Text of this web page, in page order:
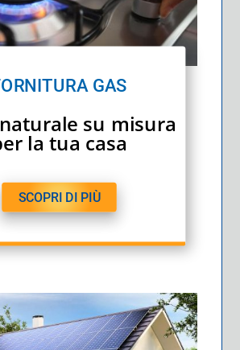
GAS
su misura
la tua casa
SCOPRI DI PIÙ